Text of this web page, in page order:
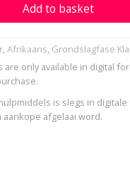
Add to basket
,Afrikaans, Grondslagfase
are only available in digital
is slegs in
afgelaai word.